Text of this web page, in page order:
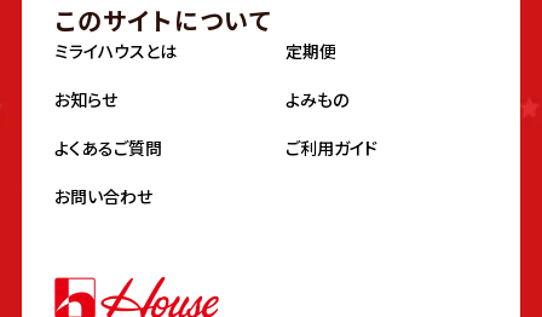
このサイトについて
ミライハウスとは
定期便
お知らせ
よみもの
よくあるご質問
ご利用ガイド
お問い合わせ